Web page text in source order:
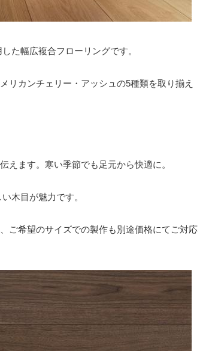
た幅広複合フローリングです。
リカンチェリー・アッシュの5種類を取り揃え
えます。寒い季節でも足元から快適に。
木目が魅力です。
ご希望のサイズでの製作も別途価格にてご対応